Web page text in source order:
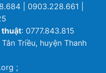
| 0903.228.661 |
thuật: 0777.843.815
Triều, huyện Thanh
;